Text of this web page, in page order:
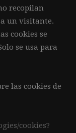
recopilan
un visitante.
cookies se
se usa para
las cookies de
cookies?